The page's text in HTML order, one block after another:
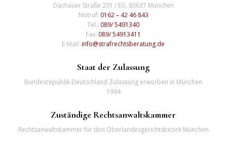
Dachauer Straße 201 / EG, 80637 München
Notruf: 0162 – 42 46 843
Tel.: 089/ 5491340
Fax: 089/ 54913411
E-Mail:info@strafrechtsberatung.de
Staat der Zulassung
Bundesrepublik Deutschland Zulassung erworben in München
1994
Zuständige Rechtsanwaltskammer
Rechtsanwaltskammer für den Oberlandesgerichtsbezirk München